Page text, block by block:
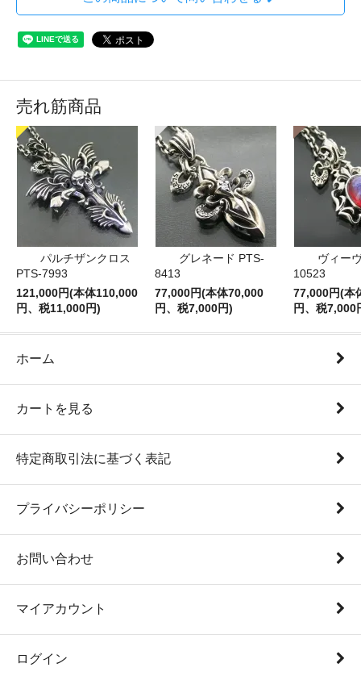
売れ筋商品
パルチザンクロス
PTS-7993
121,000円(本体110,000
円、税11,000円)
グレネード PTS-
8413
77,000円(本体70,000
円、税7,000円)
ヴィー
10523
77,000円(本
円、税7,000
ホーム
カートを見る
特定商取引法に基づく表記
プライバシーポリシー
お問い合わせ
マイアカウント
ログイン